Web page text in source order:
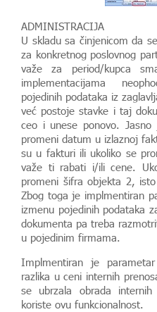
ADMINISTRACIJA
U skladu sa činjenicom da
za konkretnog poslovnog
važe za period/kupca
implementacijama
pojedinih podataka iz
već postoje stavke i taj
ceo i unese ponovo.
promeni datum u izlaznoj
su u fakturi ili ukoliko se
važe ti rabati i/ili cene.
promeni šifra objekta 2,
Zbog toga je implmentiran
izmenu pojedinih podataka
dokumenta pa treba
u pojedinim firmama.
Implmentiran je
razlika u ceni internih
se ubrzala obrada
koriste ovu funkcionalnost.